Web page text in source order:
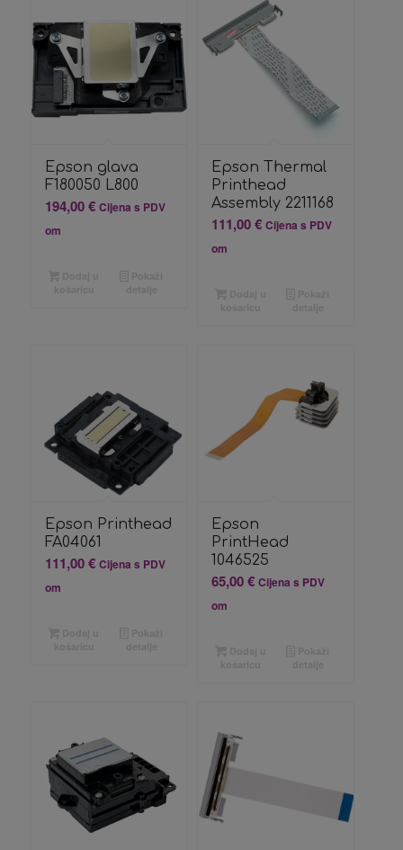
Epson glava
F180050 L800
194,00€ Cijena s PDV
om
Epson Thermal
Printhead
Assembly 2211168
111,00€ Cijena s PDV
om
Epson Printhead
FA04061
111,00€ Cijena s PDV
om
Epson
PrintHead
1046525
65,00€ Cijena s PDV
om